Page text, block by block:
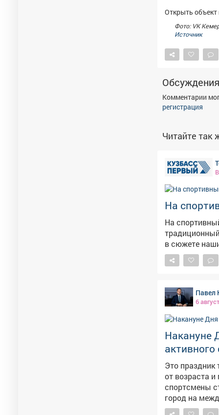
Открыть
Фото: VK
Источник
Обсуждения
Комментарии
регистрация
Читайте так
На
На
традиционный турнир по
Павел
6
Накануне
Это праздник
от возраста и профессии.
спортсмены
город на
Искренне